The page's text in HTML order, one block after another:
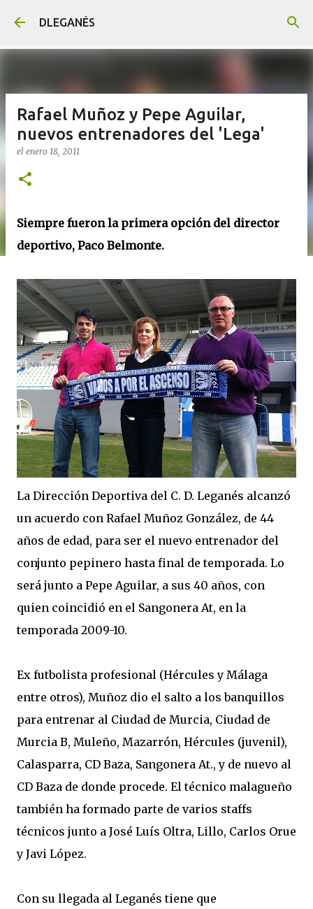
DLEGANÉS
Rafael Muñoz y Pepe Aguilar,
nuevos entrenadores del 'Lega'
el enero 18, 2011
Siempre fueron la primera opción del director
deportivo, Paco Belmonte.
La Dirección Deportiva del C. D. Leganés alcanzó
un acuerdo con Rafael Muñoz González, de 44
años de edad, para ser el nuevo entrenador del
conjunto pepinero hasta final de temporada. Lo
será junto a Pepe Aguilar, a sus 40 años, con
quien coincidió en el Sangonera At, en la
temporada 2009-10.
Ex futbolista profesional (Hércules y Málaga
entre otros), Muñoz dio el salto a los banquillos
para entrenar al Ciudad de Murcia, Ciudad de
Murcia B, Muleño, Mazarrón, Hércules (juvenil),
Calasparra, CD Baza, Sangonera At., y de nuevo al
CD Baza de donde procede. El técnico malagueño
también ha formado parte de varios staffs
técnicos junto a José Luís Oltra, Lillo, Carlos Orue
y Javi López.
Con su llegada al Leganés tiene que